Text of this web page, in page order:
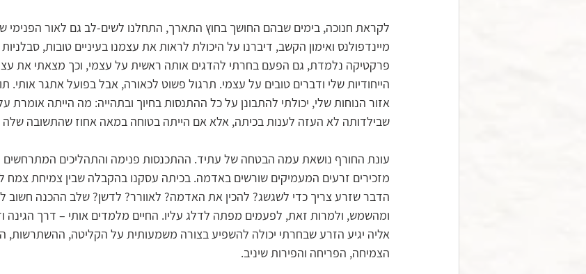
לקראת חנוכה, בימים שבהם החושך בחוץ התארך, התחלנו לשים-לב גם לאור הפנימי
מיינדפולנס ואימון הקשב, דיברנו על היכולת לראות את עצמנו בעיניים טובות,
פרקטיקה נלמדת, גם הפעם בחרתי להדגים אותה ראשית על עצמי, וכך מצאתי את
הייחודיות שלי ודברים טובים על עצמי. תרגול פשוט לכאורה, אבל בפועל אתגר אותי.
אזור הנוחות שלי, יכולתי להתבונן על כל ההתנסות בחיוך ובתהייה: מה הייתה אומרת
שבילדותה לא העזה לענות בכיתה, אלא אם הייתה בטוחה במאה אחוז שהתשובה שלה
עונת החורף נושאת עמה הבטחה של עתיד. ההתכנסות פנימה והתהליכים
מזכירים זרעים המעמיקים שורשים באדמה. בכיתה עסקנו בהקבלה שבין צמיחת צמח
הדבר שזרע צריך כדי לשגשג? להכין את האדמה? לאוורר? לדשן? שלב ההכנה חשוב
ומהשמש, ולמרות זאת, לפעמים מפתה לדלג עליו. החיים מלמדים אותי – דרך הגינה
אליה יגיע הזרע שבחרתי יכולה להשפיע בצורה משמעותית על הקליטה, ההשתרשות,
הצמיחה, הפריחה והפירות שיניב.